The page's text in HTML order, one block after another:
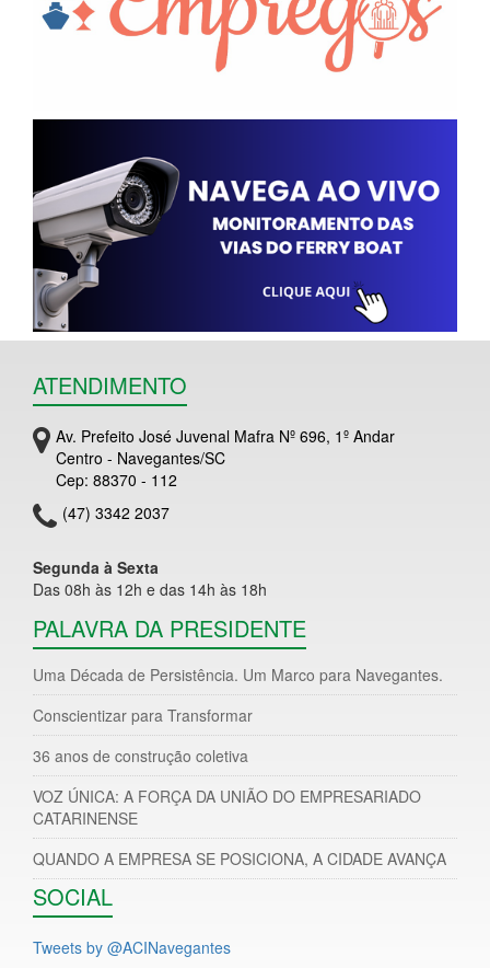
ATENDIMENTO
Av. Prefeito José Juvenal Mafra Nº 696, 1º Andar
Centro - Navegantes/SC
Cep: 88370 - 112
(47) 3342 2037
Segunda à Sexta
Das 08h às 12h e das 14h às 18h
PALAVRA DA PRESIDENTE
Uma Década de Persistência. Um Marco para Navegantes.
Conscientizar para Transformar
36 anos de construção coletiva
VOZ ÚNICA: A FORÇA DA UNIÃO DO EMPRESARIADO
CATARINENSE
QUANDO A EMPRESA SE POSICIONA, A CIDADE AVANÇA
SOCIAL
Tweets by @ACINavegantes